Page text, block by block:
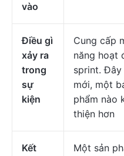
vào
Điều gì
xảy ra
trong
sự
kiện
Cung cấp
năng hoạt
sprint.
mới, một
phẩm nào
thiện hơn
Kết
Một sản